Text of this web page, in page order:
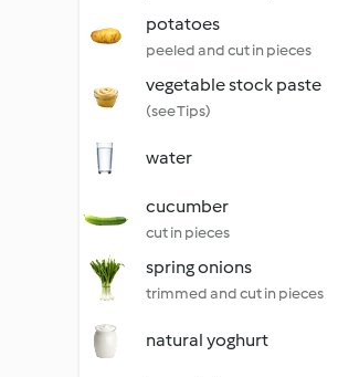
potatoes
peeled and cut in pieces
vegetable stock paste
(see Tips)
water
cucumber
cut in pieces
spring onions
trimmed and cut in pieces
natural yoghurt